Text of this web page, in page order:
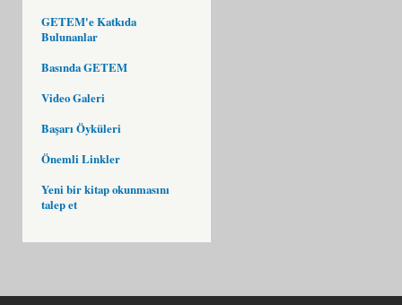
GETEM'e Katkıda
Bulunanlar
Basında GETEM
Video Galeri
Başarı Öyküleri
Önemli Linkler
Yeni bir kitap okunmasını
talep et